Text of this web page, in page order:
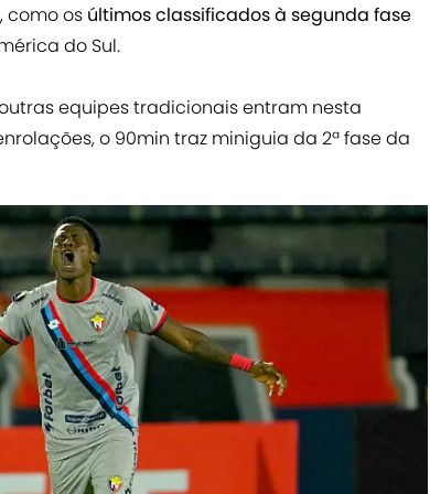
como os últimos classificados à segunda fase
do Sul.
equipes tradicionais entram nesta
o 90min traz miniguia da 2ª fase da